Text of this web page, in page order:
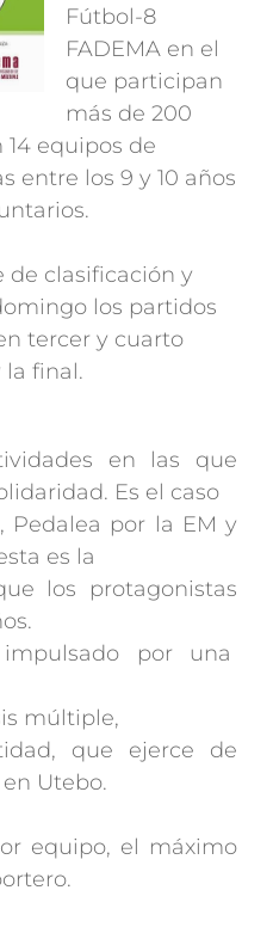
Fútbol-8
FADEMA en el
que participan
más de 200
equipos de
entre los 9 y 10 años
de clasificación y
los partidos
tercer y cuarto
la final.
en las que
Es el caso
Pedalea por la EM y
es la
los protagonistas
por una
múltiple,
que ejerce de
Utebo.
equipo, el máximo